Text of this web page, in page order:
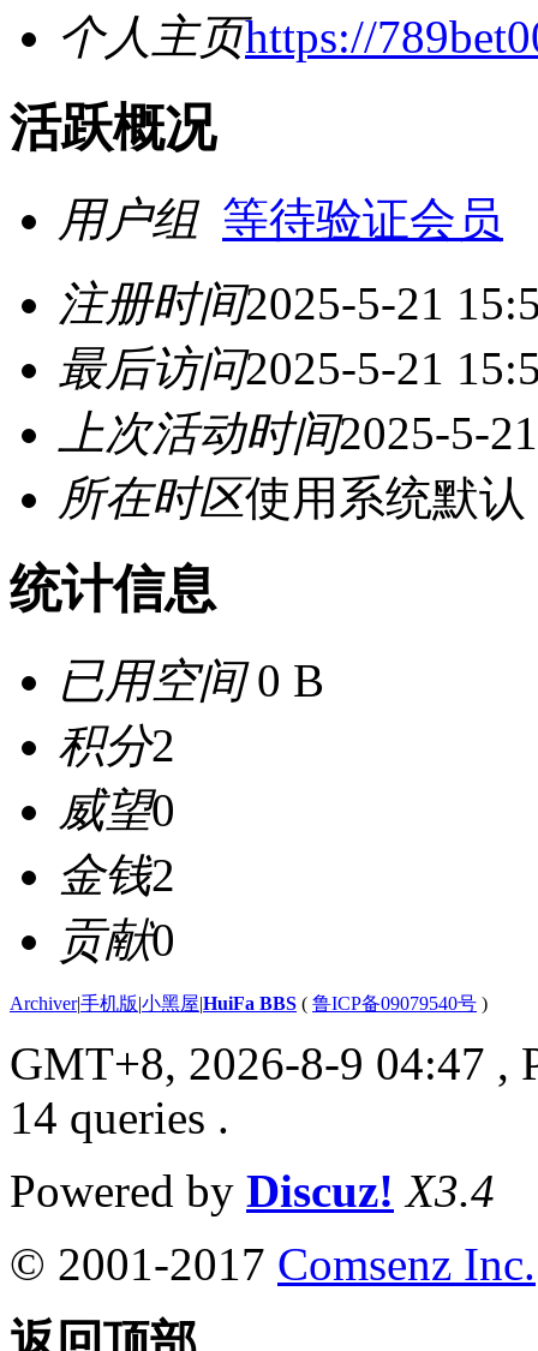
个人主页https://
活跃概况
用户组 等待验证会员
注册时间2025-5-21
最后访问2025-5-21
上次活动时间2025-5-
所在时区使用系统默认
统计信息
已用空间0 B
积分2
威望0
金钱2
贡献0
Archiver|手机版|小黑屋|HuiFa BBS ( 鲁ICP备09079540号 )
GMT+8, 2026-8-9 04:47 ,
14 queries .
Powered by Discuz! X3.4
© 2001-2017 Comsenz Inc.